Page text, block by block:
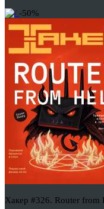
-50%
Хакер #326. Router from